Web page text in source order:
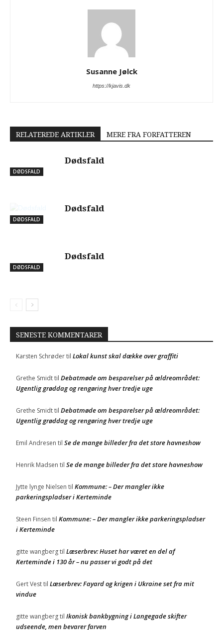
Susanne Jølck
https://kjavis.dk
RELATEREDE ARTIKLER MERE FRA FORFATTEREN
DØDSFALD
Dødsfald
DØDSFALD
Dødsfald
DØDSFALD
Dødsfald
SENESTE KOMMENTARER
Karsten Schrødertil Lokal kunst skal dække over graffiti
Grethe Smidttil Debatmøde om besparelser på ældreområdet:
Ugentlig grøddag og rengøring hver tredje uge
Grethe Smidttil Debatmøde om besparelser på ældreområdet:
Ugentlig grøddag og rengøring hver tredje uge
Emil Andresen til Se de mange billeder fra det store havneshow
Henrik Madsen til Se de mange billeder fra det store havneshow
Jytte lynge Nielsen til Kommune: – Der mangler ikke
parkeringspladser i Kerteminde
Steen Finsen til Kommune: – Der mangler ikke parkeringspladser
i Kerteminde
gitte wangbergtil Læserbrev: Huset har været en del af
Kerteminde i 130 år – nu passer vi godt på det
Gert Vesttil Læserbrev: Fayard og krigen i Ukraine set fra mit
vindue
gitte wangbergtil Ikonisk bankbygning i Langegade skifter
udseende, men bevarer farven